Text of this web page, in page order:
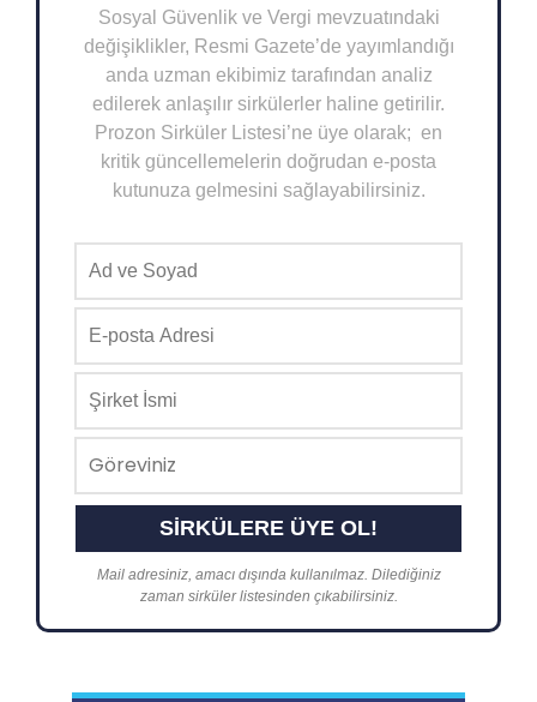
Sosyal Güvenlik ve Vergi mevzuatındaki
değişiklikler, Resmi Gazete’de yayımlandığı
anda uzman ekibimiz tarafından analiz
edilerek anlaşılır sirkülerler haline getirilir.
Prozon Sirküler Listesi’ne üye olarak; en
kritik güncellemelerin doğrudan e-posta
kutunuza gelmesini sağlayabilirsiniz.
Mail adresiniz, amacı dışında kullanılmaz. Dilediğiniz
zaman sirküler listesinden çıkabilirsiniz.